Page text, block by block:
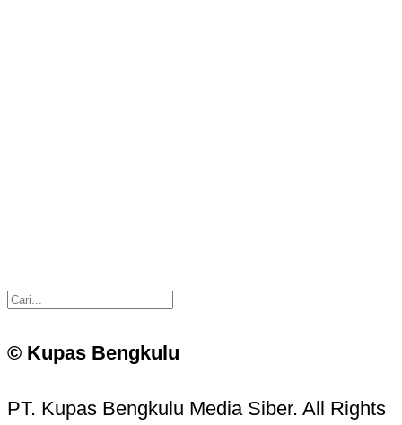
© Kupas Bengkulu
PT. Kupas Bengkulu Media Siber. All Rights